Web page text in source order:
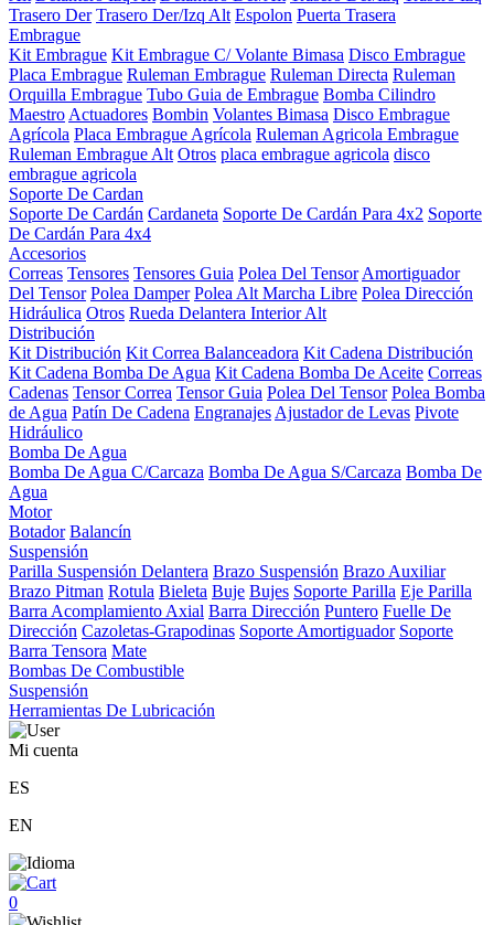
Trasero Der Trasero Der/Izq Alt Espolon Puerta Trasera
Embrague
Kit Embrague Kit Embrague C/ Volante Bimasa Disco Embrague
Placa Embrague Ruleman Embrague Ruleman Directa Ruleman
Orquilla Embrague Tubo Guia de Embrague Bomba Cilindro
Maestro Actuadores Bombin Volantes Bimasa Disco Embrague
Agrícola Placa Embrague Agrícola Ruleman Agricola Embrague
Ruleman Embrague Alt Otros placa embrague agricola disco
embrague agricola
Soporte De Cardan
Soporte De Cardán Cardaneta Soporte De Cardán Para 4x2 Soporte
De Cardán Para 4x4
Accesorios
Correas Tensores Tensores Guia Polea Del Tensor Amortiguador
Del Tensor Polea Damper Polea Alt Marcha Libre Polea Dirección
Hidráulica Otros Rueda Delantera Interior Alt
Distribución
Kit Distribución Kit Correa Balanceadora Kit Cadena Distribución
Kit Cadena Bomba De Agua Kit Cadena Bomba De Aceite Correas
Cadenas Tensor Correa Tensor Guia Polea Del Tensor Polea Bomba
de Agua Patín De Cadena Engranajes Ajustador de Levas Pivote
Hidráulico
Bomba De Agua
Bomba De Agua C/Carcaza Bomba De Agua S/Carcaza Bomba De
Agua
Motor
Botador Balancín
Suspensión
Parilla Suspensión Delantera Brazo Suspensión Brazo Auxiliar
Brazo Pitman Rotula Bieleta Buje Bujes Soporte Parilla Eje Parilla
Barra Acomplamiento Axial Barra Dirección Puntero Fuelle De
Dirección Cazoletas-Grapodinas Soporte Amortiguador Soporte
Barra Tensora Mate
Bombas De Combustible
Suspensión
Herramientas De Lubricación
Mi cuenta
ES
EN
0